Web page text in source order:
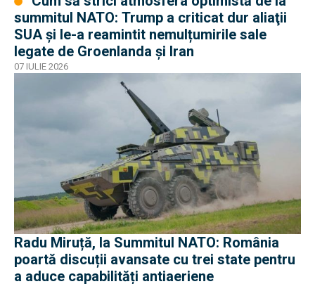
summitul NATO: Trump a criticat dur aliaţii
SUA şi le-a reamintit nemulțumirile sale
legate de Groenlanda şi Iran
07 IULIE 2026
Radu Miruță, la Summitul NATO: România
poartă discuții avansate cu trei state pentru
a aduce capabilități antiaeriene